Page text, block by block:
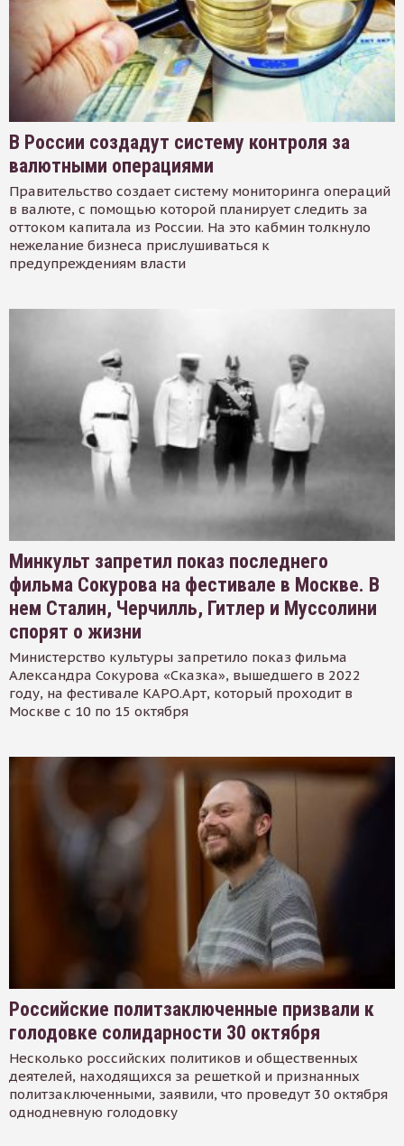
В России создадут систему контроля за
валютными операциями
Правительство создает систему мониторинга операций
в валюте, с помощью которой планирует следить за
оттоком капитала из России. На это кабмин толкнуло
нежелание бизнеса прислушиваться к
предупреждениям власти
Минкульт запретил показ последнего
фильма Сокурова на фестивале в Москве. В
нем Сталин, Черчилль, Гитлер и Муссолини
спорят о жизни
Министерство культуры запретило показ фильма
Александра Сокурова «Сказка», вышедшего в 2022
году, на фестивале КАРО.Арт, который проходит в
Москве с 10 по 15 октября
Российские политзаключенные призвали к
голодовке солидарности 30 октября
Несколько российских политиков и общественных
деятелей, находящихся за решеткой и признанных
политзаключенными, заявили, что проведут 30 октября
однодневную голодовку